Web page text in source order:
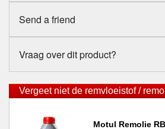
Send a friend
Vraag over dit product?
Vergeet niet de remvloeistof /
Motul Remolie